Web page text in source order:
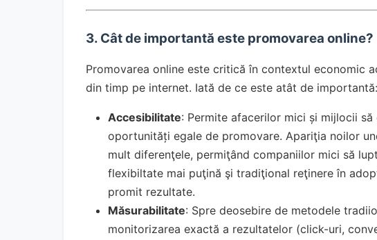
3. Cât de importantă este promovarea online?
Promovarea online este critică în contextul economic
din timp pe internet. Iată de ce este atât de importantă:
Accesibilitate: Permite afacerilor mici și mijlocii
oportunități egale de promovare. Apariţia noilor
mult diferenţele, permiţând companiilor mici să
flexibiltate mai puţină şi tradiţional reţinere în
promit rezultate.
Măsurabilitate: Spre deosebire de metodele
monitorizarea exactă a rezultatelor (click-uri,